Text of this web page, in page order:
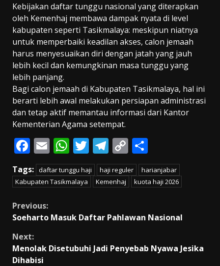
Kebijakan daftar tunggu nasional yang diterapkan
oleh Kemenhaj membawa dampak nyata di level
kabupaten seperti Tasikmalaya: meskipun niatnya
untuk memperbaiki keadilan akses, calon jemaah
harus menyesuaikan diri dengan jatah yang jauh
lebih kecil dan kemungkinan masa tunggu yang
lebih panjang.
Bagi calon jemaah di Kabupaten Tasikmalaya, hal ini
berarti lebih awal melakukan persiapan administrasi
dan tetap aktif memantau informasi dari Kantor
Kementerian Agama setempat.
F
ac
e
b
o
o
k
E
m
ai
l
W
h
at
s
p
p
T
w
itt
er
T
el
e
gr
m
C
o
p
y
n
k
h
ar
e
Tags: daftar tunggu haji haji reguler
harianjabar
Kabupaten Tasikmalaya
Kemenhaj kuota haji 2026
Continue
Previous:
Soeharto Masuk Daftar Pahlawan Nasional
Next:
Menolak Disetubuhi Jadi Penyebab Nyawa Jesika
Dihabisi